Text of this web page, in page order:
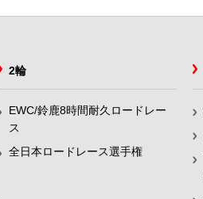
2輪
EWC/鈴鹿8時間耐久ロードレー
ス
全日本ロードレース選手権